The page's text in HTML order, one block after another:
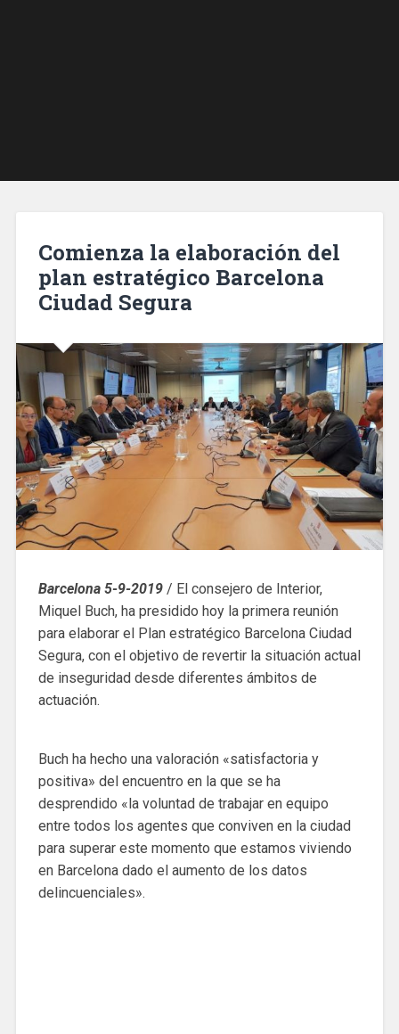
Comienza la elaboración del
plan estratégico Barcelona
Ciudad Segura
Barcelona 5-9-2019/ El consejero de Interior,
Miquel Buch, ha presidido hoy la primera reunión
para elaborar el Plan estratégico Barcelona Ciudad
Segura, con el objetivo de revertir la situación actual
de inseguridad desde diferentes ámbitos de
actuación.
Buch ha hecho una valoración «satisfactoria y
positiva» del encuentro en la que se ha
desprendido «la voluntad de trabajar en equipo
entre todos los agentes que conviven en la ciudad
para superar este momento que estamos viviendo
en Barcelona dado el aumento de los datos
delincuenciales».